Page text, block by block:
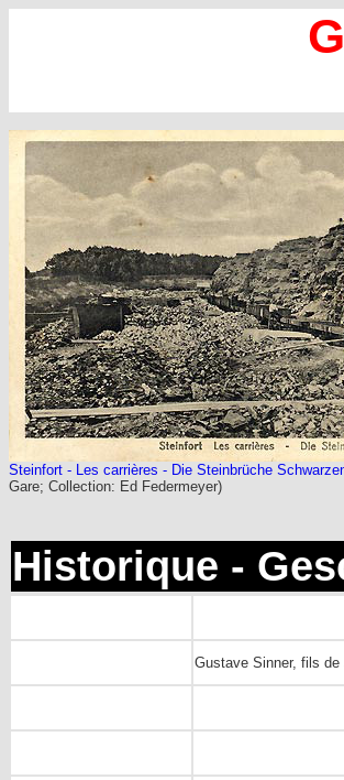
Steinfort - Les carrières - Die Steinbrüche
Gare; Collection: Ed Federmeyer)
Historique -
Gustave Sinner, fils de